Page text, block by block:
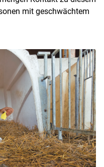
mit geschwächtem